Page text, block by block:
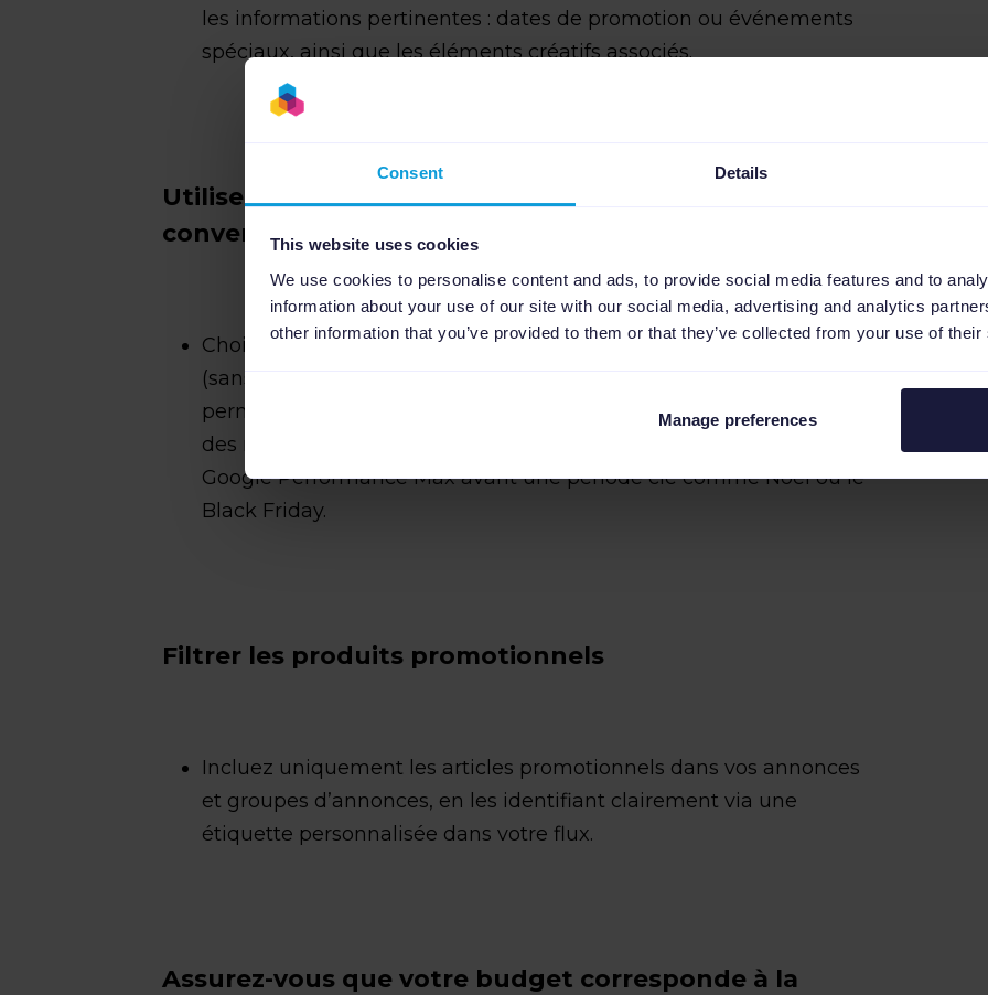
Consent Details
This website uses cookies
We use cookies to personalise content and ads, to provide social media features and to
information about your use of our site with our social media, advertising and analytics
other information that you’ve provided to them or that they’ve collected from your use of
Manage preferences
les informations pertinentes : dates de promotion ou événements
spéciaux, ainsi que les éléments créatifs associés.
Utiliser des stratégies de maximisation de la valeur de
conversion
Choisissez des stratégies comme maximiser la valeur de conversion
(sans
permet de réduire la phase d’apprentissage et d’obtenir plus vite
des résultats, en particulier si vous lancez une nouvelle campagne
Google Performance Max avant une période clé comme Noël ou le
Black Friday.
Filtrer les produits promotionnels
Incluez uniquement les articles promotionnels dans vos annonces
et groupes d’annonces, en les identifiant clairement via une
étiquette personnalisée dans votre flux.
Assurez-vous que votre budget corresponde à la